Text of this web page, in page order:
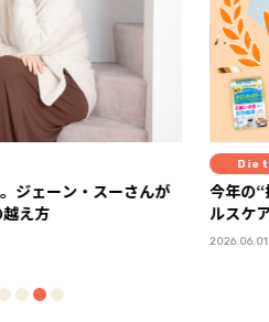
ア”が決定！ 「FYTTEヘ
ンキング発表
血糖値
が教え
い”体